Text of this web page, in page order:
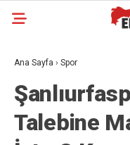
Ana Sayfa › Spor
Talebine